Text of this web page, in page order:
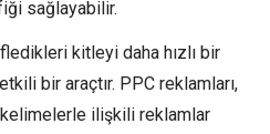
sağlayabilir.
kitleyi daha hızlı bir
bir araçtır. PPC reklamları,
ilişkili reklamlar